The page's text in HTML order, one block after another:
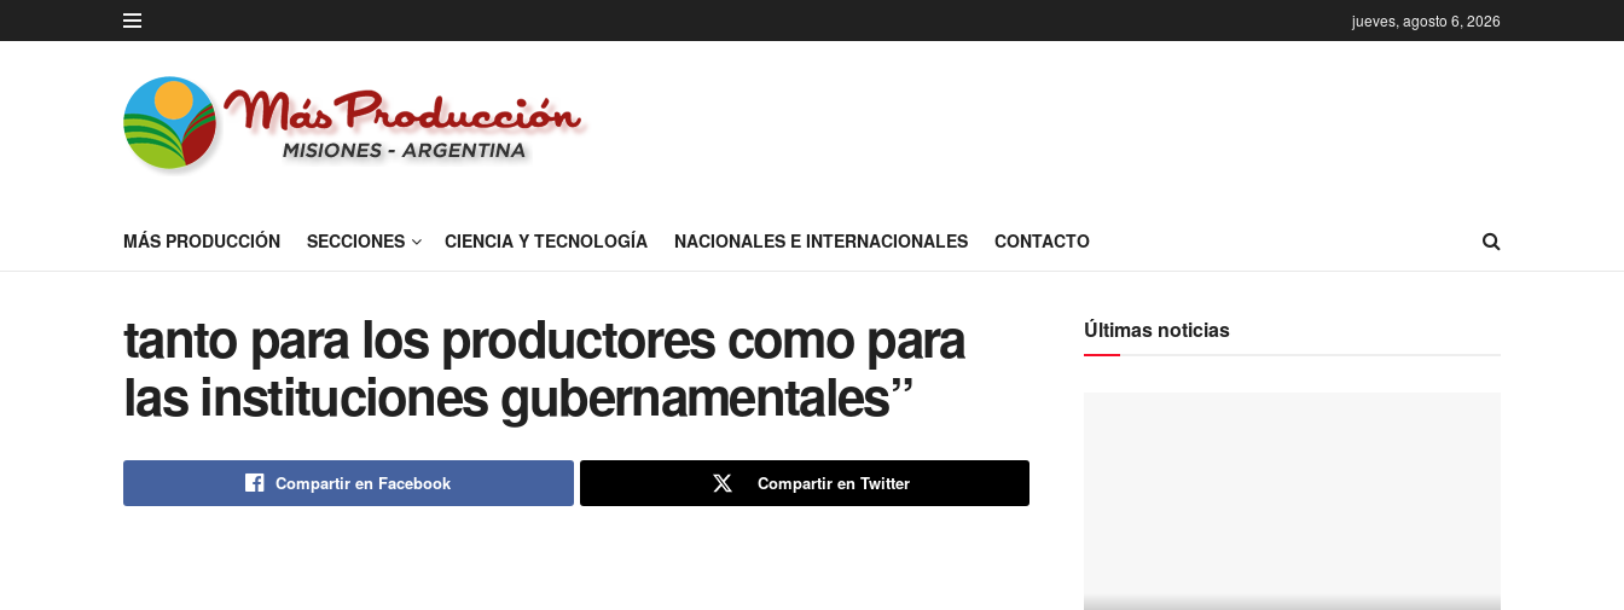
jueves, agosto 6, 2026
MÁS PRODUCCIÓN SECCIONES CIENCIA Y TECNOLOGÍA NACIONALES E INTERNACIONALES CONTACTO
tanto para los productores como para
las instituciones gubernamentales”
Compartir en Facebook Compartir en Twitter
Últimas noticias